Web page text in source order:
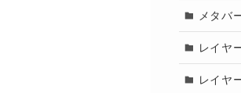
メタバ
レイヤ
レイヤ